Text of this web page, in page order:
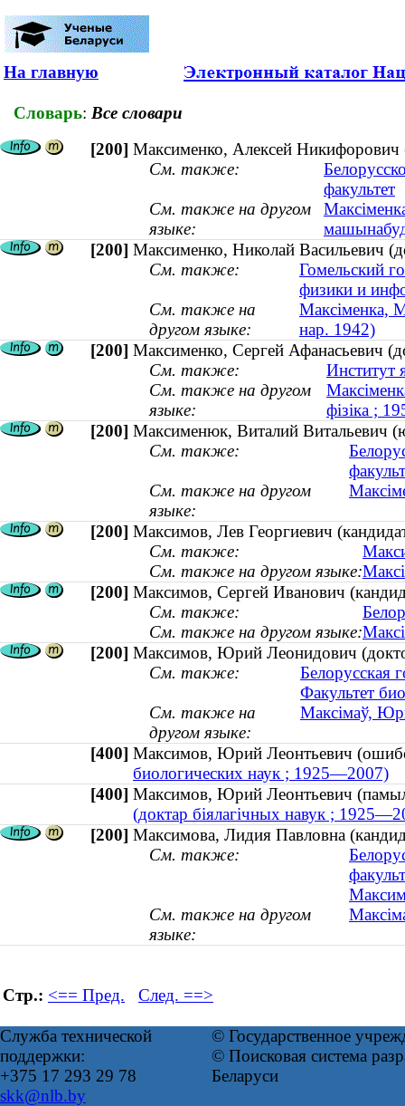
На главную
Словарь: Все словари
[200] Максименко, Алексей Никифорович
См. также:
факультет
См. также на другом
языке:
[200] Максименко, Николай Васильевич
См. также:
Гомельский
физики и
См. также на
другом языке:
Максiменка,
нар. 1942)
[200] Максименко, Сергей Афанасьевич
См. также:
Институт
См. также на другом
языке:
фізіка ;
[200] Максименюк, Виталий Витальевич
См. также:
См. также на другом
языке:
[200] Максимов, Лев Георгиевич
См. также:
См. также на другом языке:
[200] Максимов, Сергей Иванович
См. также:
См. также на другом языке:
[200] Максимов, Юрий Леонидович
См. также:
Белорусская
Факультет
См. также на
другом языке:
Максімаў,
[400] Максимов, Юрий Леонтьевич
биологических наук ; 1925—2007)
[400] Максимов, Юрий Леонтьевич
(доктар біялагічных навук ;
[200] Максимова, Лидия Павловна
См. также:
См. также на другом
языке:
Стр.: <== Пред. След. ==>
Служба технической
поддержки:
+375 17 293 29 78
skk@nlb.by
© Государственное
© Поисковая система
Беларуси